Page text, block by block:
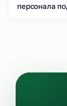
персонала